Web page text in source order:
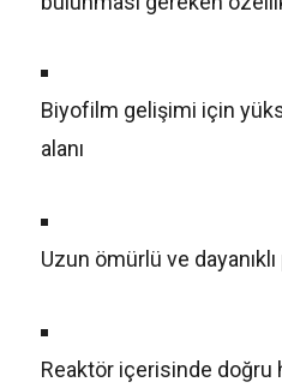
Biyofilm gelişimi için
alanı
Uzun ömürlü ve
Reaktör içerisinde doğru